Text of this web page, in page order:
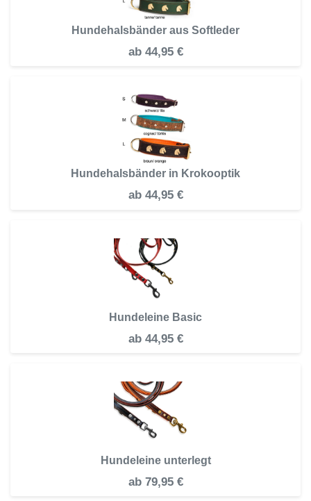
Hundehalsbänder aus Softleder
ab44,95 €
Hundehalsbänder in Krokooptik
ab44,95 €
Hundeleine Basic
ab44,95 €
Hundeleine unterlegt
ab79,95 €